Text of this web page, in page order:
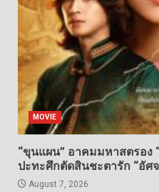
MOVIE
“ขุนแผน” อาคมมหาสตรอง
ปะทะศึกตัดสินชะตารัก “อัศ
August 7, 2026